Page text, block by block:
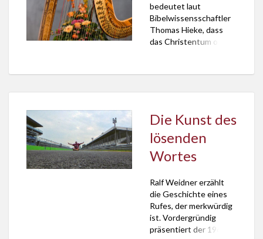
bedeutet laut
Bibelwissensschaftler
Thomas Hieke, dass
das Christentum ohne
Die Kunst des
lösenden
Wortes
Ralf Weidner erzählt
die Geschichte eines
Rufes, der merkwürdig
ist. Vordergründig
präsentiert der 1967